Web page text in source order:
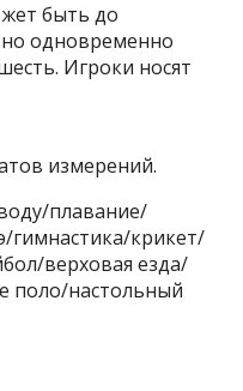
быть до
одновременно
Игроки носят
измерений.
плавание/
гимнастика/крикет/
верховая езда/
поло/настольный